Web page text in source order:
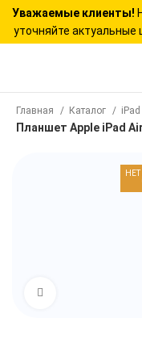
Уважаемые клиенты!
уточняйте актуальные
Главная Каталог iPad
Планшет Apple iPad
Нажмите,